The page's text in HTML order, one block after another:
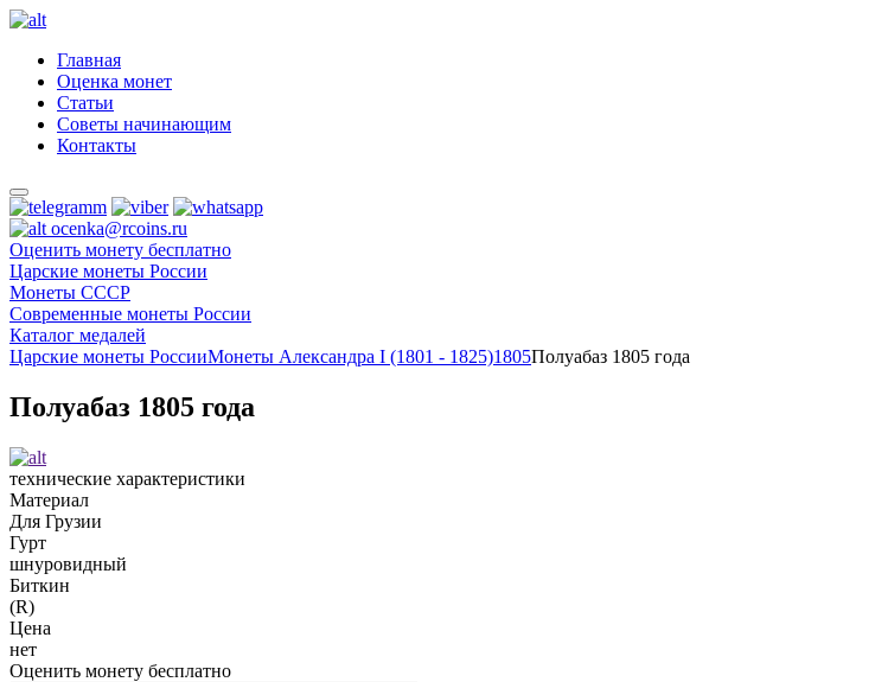
Главная
Оценка монет
Статьи
Советы начинающим
Контакты
ocenka@rcoins.ru
Оценить монету бесплатно
Царские монеты России
Монеты СССР
Современные монеты России
Каталог медалей
Царские монеты РоссииМонеты Александра I (1801 - 1825)1805Полуабаз 1805 года
Полуабаз 1805 года
технические характеристики
Материал
Для Грузии
Гурт
шнуровидный
Биткин
(R)
Цена
нет
Оценить монету бесплатно